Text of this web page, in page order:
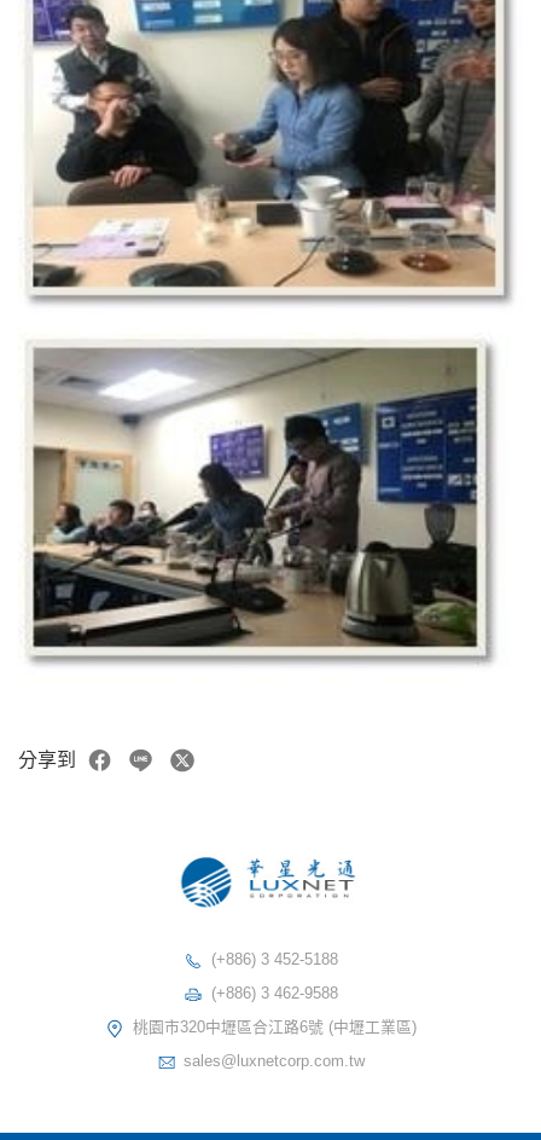
分享到
(+886) 3 452-5188
(+886) 3 462-9588
桃園市320中壢區合江路6號 (中壢工業區)
sales@luxnetcorp.com.tw